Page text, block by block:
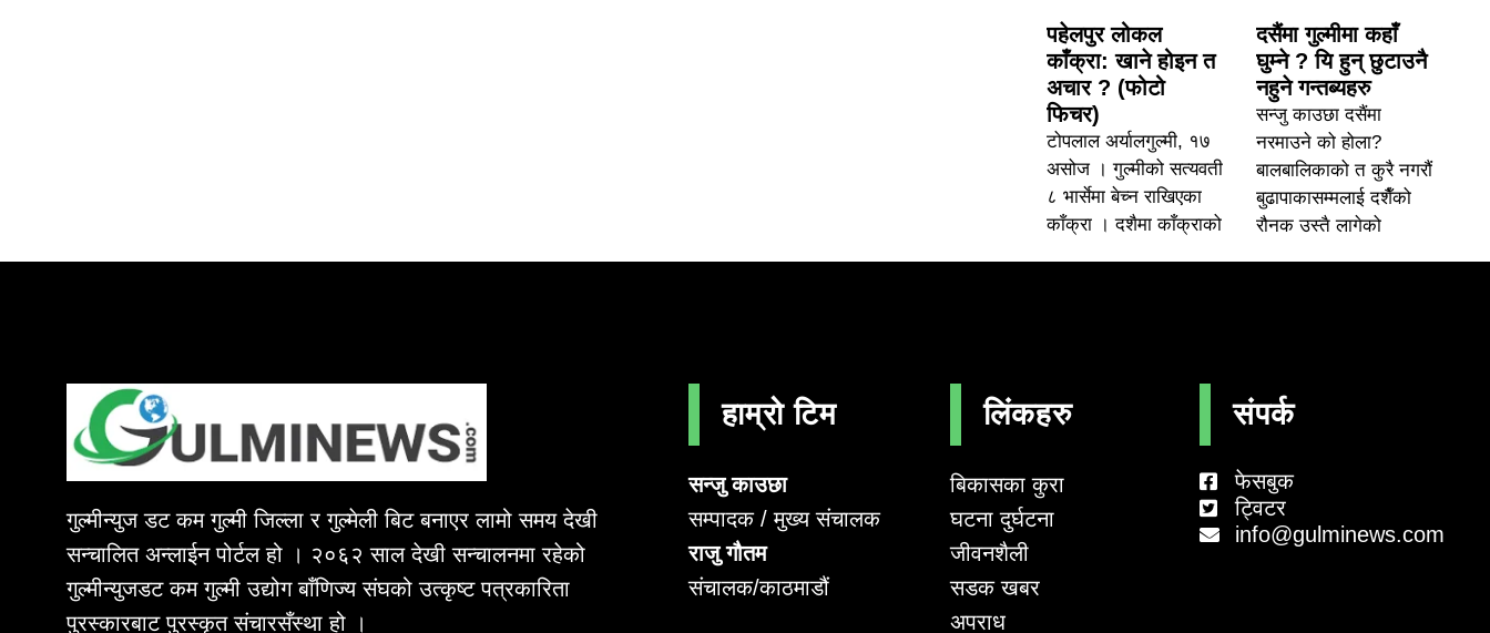
पहेलपुर लोकल
काँक्रा: खाने होइन त
अचार ? (फोटो
फिचर)
टोपलाल अर्यालगुल्मी, १७
असोज । गुल्मीको सत्यवती
८ भार्सेमा बेच्न राखिएका
काँक्रा । दशैमा काँक्राको
दसैंमा गुल्मीमा कहाँ
घुम्ने ? यि हुन् छुटाउनै
नहुने गन्तब्यहरु
सन्जु काउछा दसैंमा
नरमाउने को होला?
बालबालिकाको त कुरै नगरौं
बुढापाकासम्मलाई दशैँको
रौनक उस्तै लागेको
गुल्मीन्युज डट कम गुल्मी जिल्ला र गुल्मेली बिट बनाएर लामो समय देखी
सन्चालित अन्लाईन पोर्टल हो । २०६२ साल देखी सन्चालनमा रहेको
गुल्मीन्युजडट कम गुल्मी उद्योग बाँणिज्य संघको उत्कृष्ट पत्रकारिता
पुरस्कारबाट पुरस्कृत संचारसँस्था हो ।
हाम्रो टिम
सन्जु काउछा
सम्पादक / मुख्य संचालक
राजु गौतम
संचालक/काठमाडौं
लिंकहरु
बिकासका कुरा
घटना दुर्घटना
जीवनशैली
सडक खबर
अपराध
संपर्क
फेसबुक
ट्विटर
info@gulminews.com